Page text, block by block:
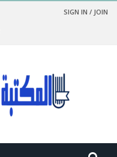
SIGN IN / JOIN